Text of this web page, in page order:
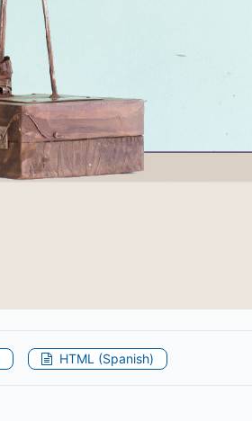
HTML (Spanish)